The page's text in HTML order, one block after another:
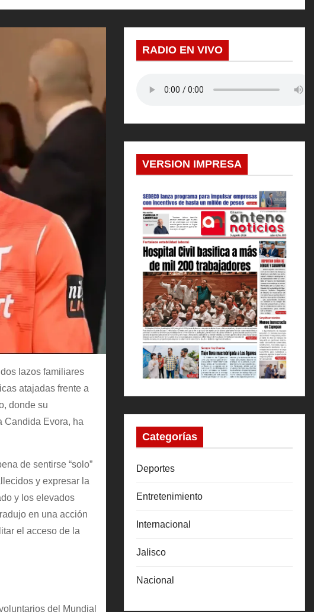
lazos familiares
atajadas frente a
donde su
Candida Evora, ha
de sentirse “solo”
y expresar la
y los elevados
en una acción
el acceso de la
del Mundial
RADIO EN VIVO
VERSION IMPRESA
Categorías
Deportes
Entretenimiento
Internacional
Jalisco
Nacional